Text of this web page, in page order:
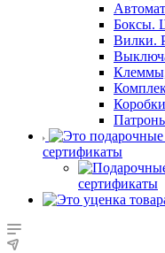
Боксы.
Вилки.
сертификаты
сертификаты